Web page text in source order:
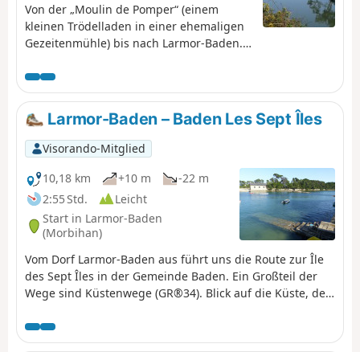
Von der „Moulin de Pomper“ (einem
kleinen Trödelladen in einer ehemaligen
Gezeitenmühle) bis nach Larmor-Baden.
Küstenwegen (GR®34). Blick auf die Küste
und die Inseln des Golfs.
Larmor-Baden – Baden Les Sept Îles
Visorando-Mitglied
10,18 km
+10 m
-22 m
2:55 Std.
Leicht
Start in Larmor-Baden
(Morbihan)
Vom Dorf Larmor-Baden aus führt uns die Route zur Île
des Sept Îles in der Gemeinde Baden. Ein Großteil der
Wege sind Küstenwege (GR®34). Blick auf die Küste, den
Berder, Île de Gavrinis). Möglichkeit, diese Route um die
Umrundung der Île de Berder zu ergänzen.